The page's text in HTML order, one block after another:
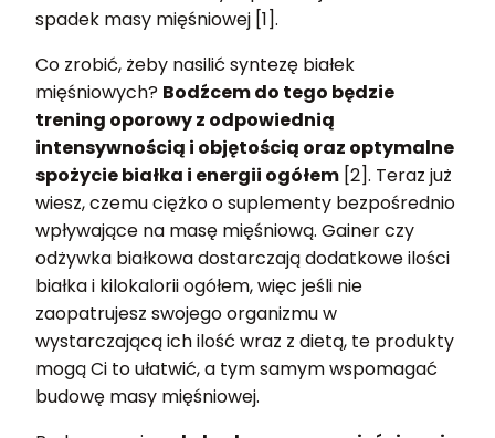
spadek masy mięśniowej [1].
Co zrobić, żeby nasilić syntezę białek
mięśniowych? Bodźcem do tego będzie
trening oporowy z odpowiednią
intensywnością i objętością oraz optymalne
spożycie białka i energii ogółem [2]. Teraz już
wiesz, czemu ciężko o suplementy bezpośrednio
wpływające na masę mięśniową. Gainer czy
odżywka białkowa dostarczają dodatkowe ilości
białka i kilokalorii ogółem, więc jeśli nie
zaopatrujesz swojego organizmu w
wystarczającą ich ilość wraz z dietą, te produkty
mogą Ci to ułatwić, a tym samym wspomagać
budowę masy mięśniowej.